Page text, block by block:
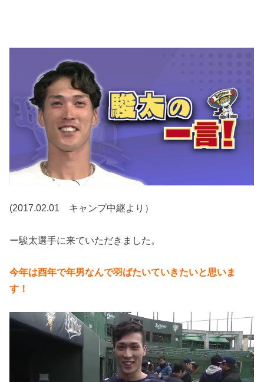
(2017.02.01 キャンプ中継より）
ー駿太選手に来ていただきました。
今年は酉年で年男なんで羽ばたいていきたいと思いま
す！